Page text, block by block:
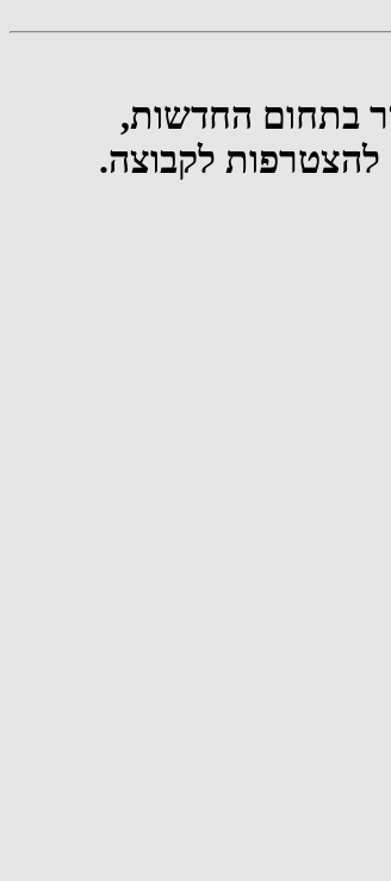
בתחום החדשות,
להצטרפות לקבוצה.